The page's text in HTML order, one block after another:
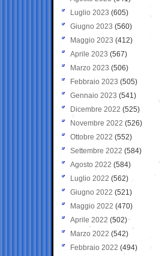
Luglio 2023 (605)
Giugno 2023 (560)
Maggio 2023 (412)
Aprile 2023 (567)
Marzo 2023 (506)
Febbraio 2023 (505)
Gennaio 2023 (541)
Dicembre 2022 (525)
Novembre 2022 (526)
Ottobre 2022 (552)
Settembre 2022 (584)
Agosto 2022 (584)
Luglio 2022 (562)
Giugno 2022 (521)
Maggio 2022 (470)
Aprile 2022 (502)
Marzo 2022 (542)
Febbraio 2022 (494)